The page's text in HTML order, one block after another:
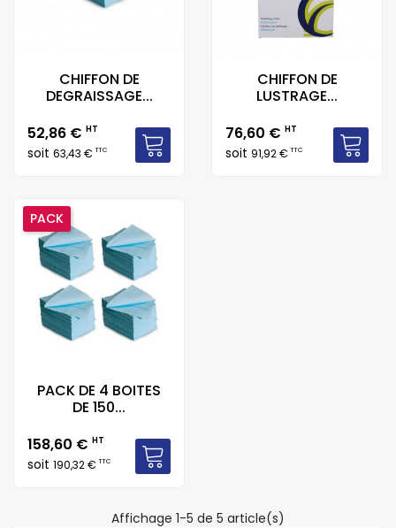
CHIFFON DE
DEGRAISSAGE...
Prix
52,86 € HT
soit 63,43 €TTC
CHIFFON DE
LUSTRAGE...
Prix
76,60 € HT
soit 91,92 €TTC
PACK DE 4 BOITES
DE 150...
Prix
158,60 € HT
soit 190,32 €TTC
PACK
Affichage 1-5 de 5 article(s)